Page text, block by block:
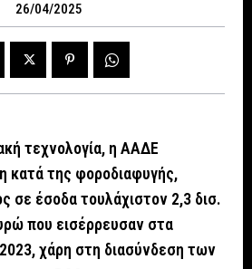
26/04/2025
τεχνολογία, η ΑΑΔΕ
κατά της φοροδιαφυγής,
σε έσοδα τουλάχιστον 2,3 δισ.
που εισέρρευσαν στα
χάρη στη διασύνδεση των